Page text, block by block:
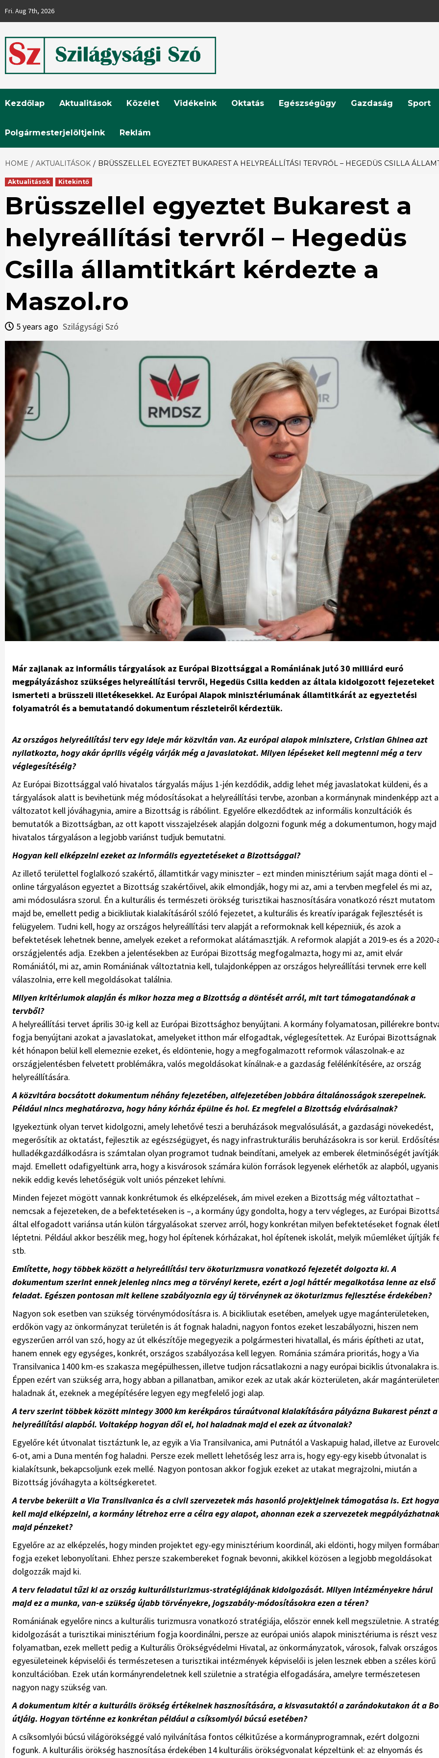
Fri. Aug 7th, 2026
Szilágysági
Szó
Kezdőlap Aktualitások Közélet Vidékeink Oktatás Egészségügy Gazdaság Sport
Polgármesterjelöltjeink Reklám
HOME AKTUALITÁSOK BRÜSSZELLEL EGYEZTET BUKAREST A HELYREÁLLÍTÁSI TERVRŐL – HEGEDÜS CSILLA
Aktualitások Kitekintő
Brüsszellel egyeztet Bukarest a
helyreállítási tervről – Hegedüs
Csilla államtitkárt kérdezte a
Maszol.ro
5 years ago Szilágysági Szó
Már zajlanak az informális tárgyalások az Európai Bizottsággal a Romániának jutó 30 milliárd euró
megpályázáshoz szükséges helyreállítási tervről, Hegedüs Csilla kedden az általa kidolgozott fejezeteket
ismerteti a brüsszeli illetékesekkel. Az Európai Alapok minisztériumának államtitkárát az egyeztetési
folyamatról és a bemutatandó dokumentum részleteiről kérdeztük.
Az országos helyreállítási terv egy ideje már közvitán van. Az európai alapok minisztere, Cristian Ghinea azt
nyilatkozta, hogy akár április végéig várják még a javaslatokat. Milyen lépéseket kell megtenni még a terv
véglegesítéséig?
Az Európai Bizottsággal való hivatalos tárgyalás május 1-jén kezdődik, addig lehet még javaslatokat küldeni, és a
tárgyalások alatt is bevihetünk még módosításokat a helyreállítási tervbe, azonban a kormánynak mindenképp azt a
változatot kell jóváhagynia, amire a Bizottság is rábólint. Egyelőre elkezdődtek az informális konzultációk és
bemutatók a Bizottságban, az ott kapott visszajelzések alapján dolgozni fogunk még a dokumentumon, hogy majd
hivatalos tárgyaláson a legjobb variánst tudjuk bemutatni.
Hogyan kell elképzelni ezeket az informális egyeztetéseket a Bizottsággal?
Az illető területtel foglalkozó szakértő, államtitkár vagy miniszter – ezt minden minisztérium saját maga dönti el –
online tárgyaláson egyeztet a Bizottság szakértőivel, akik elmondják, hogy mi az, ami a tervben megfelel és mi az,
ami módosulásra szorul. Én a kulturális és természeti örökség turisztikai hasznosítására vonatkozó részt mutatom
majd be, emellett pedig a bicikliutak kialakításáról szóló fejezetet, a kulturális és kreatív iparágak fejlesztését is
felügyelem. Tudni kell, hogy az országos helyreállítási terv alapját a reformoknak kell képezniük, és azok a
befektetések lehetnek benne, amelyek ezeket a reformokat alátámasztják. A reformok alapját a 2019-es és a 2020-
országjelentés adja. Ezekben a jelentésekben az Európai Bizottság megfogalmazta, hogy mi az, amit elvár
Romániától, mi az, amin Romániának változtatnia kell, tulajdonképpen az országos helyreállítási tervnek erre kell
válaszolnia, erre kell megoldásokat találnia.
Milyen kritériumok alapján és mikor hozza meg a Bizottság a döntését arról, mit tart támogatandónak a
tervből?
A helyreállítási tervet április 30-ig kell az Európai Bizottsághoz benyújtani. A kormány folyamatosan, pillérekre
fogja benyújtani azokat a javaslatokat, amelyeket itthon már elfogadtak, véglegesítettek. Az Európai Bizottságnak
két hónapon belül kell elemeznie ezeket, és eldöntenie, hogy a megfogalmazott reformok válaszolnak-e az
országjelentésben felvetett problémákra, valós megoldásokat kínálnak-e a gazdaság felélénkítésére, az ország
helyreállítására.
A közvitára bocsátott dokumentum néhány fejezetében, alfejezetében jobbára általánosságok szerepelnek.
Például nincs meghatározva, hogy hány kórház épülne és hol. Ez megfelel a Bizottság elvárásainak?
Igyekeztünk olyan tervet kidolgozni, amely lehetővé teszi a beruházások megvalósulását, a gazdasági növekedést,
megerősítik az oktatást, fejlesztik az egészségügyet, és nagy infrastrukturális beruházásokra is sor kerül.
hulladékgazdálkodásra is számtalan olyan programot tudnak beindítani, amelyek az emberek életminőségét javítják
majd. Emellett odafigyeltünk arra, hogy a kisvárosok számára külön források legyenek elérhetők az alapból, ugyanis
nekik eddig kevés lehetőségük volt uniós pénzeket lehívni.
Minden fejezet mögött vannak konkrétumok és elképzelések, ám mivel ezeken a Bizottság még változtathat –
nemcsak a fejezeteken, de a befektetéseken is –, a kormány úgy gondolta, hogy a terv végleges, az Európai
által elfogadott variánsa után külön tárgyalásokat szervez arról, hogy konkrétan milyen befektetéseket fognak
léptetni. Például akkor beszélik meg, hogy hol építenek kórházakat, hol építenek iskolát, melyik műemléket újítják
stb.
Említette, hogy többek között a helyreállítási terv ökoturizmusra vonatkozó fejezetét dolgozta ki. A
dokumentum szerint ennek jelenleg nincs meg a törvényi kerete, ezért a jogi háttér megalkotása lenne az első
feladat. Egészen pontosan mit kellene szabályoznia egy új törvénynek az ökoturizmus fejlesztése érdekében?
Nagyon sok esetben van szükség törvénymódosításra is. A bicikliutak esetében, amelyek ugye magánterületeken,
erdőkön vagy az önkormányzat területén is át fognak haladni, nagyon fontos ezeket leszabályozni, hiszen nem
egyszerűen arról van szó, hogy az út elkészítője megegyezik a polgármesteri hivatallal, és máris építheti az utat,
hanem ennek egy egységes, konkrét, országos szabályozása kell legyen. Románia számára prioritás, hogy a Via
Transilvanica 1400 km-es szakasza megépülhessen, illetve tudjon rácsatlakozni a nagy európai biciklis útvonalakra is.
Éppen ezért van szükség arra, hogy abban a pillanatban, amikor ezek az utak akár közterületen, akár
haladnak át, ezeknek a megépítésére legyen egy megfelelő jogi alap.
A terv szerint többek között mintegy 3000 km kerékpáros túraútvonal kialakítására pályázna Bukarest pénzt a
helyreállítási alapból. Voltaképp hogyan dől el, hol haladnak majd el ezek az útvonalak?
Egyelőre két útvonalat tisztáztunk le, az egyik a Via Transilvanica, ami Putnától a Vaskapuig halad, illetve az
6-ot, ami a Duna mentén fog haladni. Persze ezek mellett lehetőség lesz arra is, hogy egy-egy kisebb útvonalat is
kialakítsunk, bekapcsoljunk ezek mellé. Nagyon pontosan akkor fogjuk ezeket az utakat megrajzolni, miután a
Bizottság jóváhagyta a költségkeretet.
A tervbe bekerült a Via Transilvanica és a civil szervezetek más hasonló projektjeinek támogatása is. Ezt
kell majd elképzelni, a kormány létrehoz erre a célra egy alapot, ahonnan ezek a szervezetek megpályázhatnak
majd pénzeket?
Egyelőre az az elképzelés, hogy minden projektet egy-egy minisztérium koordinál, aki eldönti, hogy milyen
fogja ezeket lebonyolítani. Ehhez persze szakembereket fognak bevonni, akikkel közösen a legjobb megoldásokat
dolgozzák majd ki.
A terv feladatul tűzi ki az ország kulturálisturizmus-stratégiájának kidolgozását. Milyen intézményekre hárul
majd ez a munka, van-e szükség újabb törvényekre, jogszabály-módosításokra ezen a téren?
Romániának egyelőre nincs a kulturális turizmusra vonatkozó stratégiája, először ennek kell megszületnie. A
kidolgozását a turisztikai minisztérium fogja koordinálni, persze az európai uniós alapok minisztériuma is részt vesz
folyamatban, ezek mellett pedig a Kulturális Örökségvédelmi Hivatal, az önkormányzatok, városok, falvak országos
egyesületeinek képviselői és természetesen a turisztikai intézmények képviselői is jelen lesznek ebben a széles körű
konzultációban. Ezek után kormányrendeletnek kell születnie a stratégia elfogadására, amelyre természetesen
nagyon nagy szükség van.
A dokumentum kitér a kulturális örökség értékeinek hasznosítására, a kisvasutaktól a zarándokutakon át a
útjáig. Hogyan történne ez konkrétan például a csíksomlyói búcsú esetében?
A csíksomlyói búcsú világörökséggé való nyilvánítása fontos célkitűzése a kormányprogramnak, ezért dolgozni
fogunk. A kulturális örökség hasznosítása érdekében 14 kulturális örökségvonalat képzeltünk el: az elnyomás és